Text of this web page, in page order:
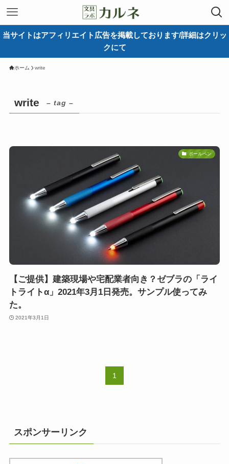
当サイトはアフィリエイト広告を掲載しております/詳細はクリッ
クにて
ホーム write
write – tag –
ボールペン
【ご提供】建築現場や宅配業者向き？ゼブラの「ライ
トライトα」2021年3月1日発売。サンプル使ってみ
た。
2021年3月1日
1
スポンサーリンク